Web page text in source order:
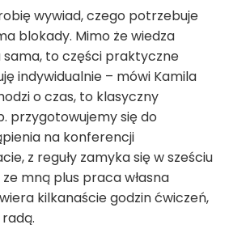
wywiad, czego potrzebuje
blokady. Mimo że wiedza
to części praktyczne
indywidualnie – mówi Kamila
o czas, to klasyczny
przygotowujemy się do
na konferencji
z reguły zamyka się w sześciu
mną plus praca własna
kilkanaście godzin ćwiczeń,